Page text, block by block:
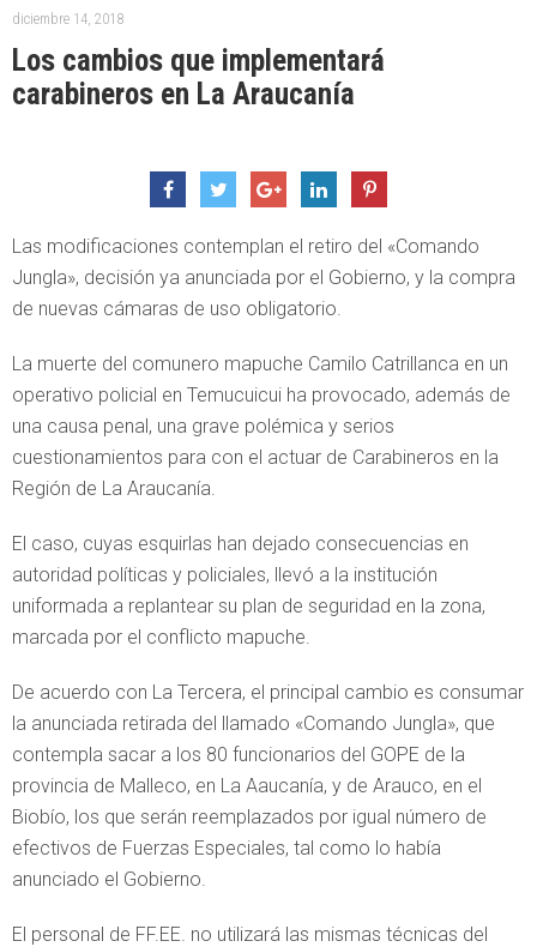
diciembre 14, 2018
Los cambios que implementará
carabineros en La Araucanía
Las modificaciones contemplan el retiro del «Comando
Jungla», decisión ya anunciada por el Gobierno, y la compra
de nuevas cámaras de uso obligatorio.
La muerte del comunero mapuche Camilo Catrillanca en un
operativo policial en Temucuicui ha provocado, además de
una causa penal, una grave polémica y serios
cuestionamientos para con el actuar de Carabineros en la
Región de La Araucanía.
El caso, cuyas esquirlas han dejado consecuencias en
autoridad políticas y policiales, llevó a la institución
uniformada a replantear su plan de seguridad en la zona,
marcada por el conflicto mapuche.
De acuerdo con La Tercera, el principal cambio es consumar
la anunciada retirada del llamado «Comando Jungla», que
contempla sacar a los 80 funcionarios del GOPE de la
provincia de Malleco, en La Aaucanía, y de Arauco, en el
Biobío, los que serán reemplazados por igual número de
efectivos de Fuerzas Especiales, tal como lo había
anunciado el Gobierno.
El personal de FF.EE. no utilizará las mismas técnicas del